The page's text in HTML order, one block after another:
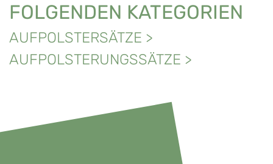
FOLGENDEN KATEGORIEN
AUFPOLSTERSÄTZE >
AUFPOLSTERUNGSSÄTZE >